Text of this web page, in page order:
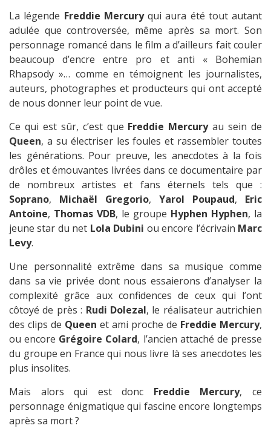
La légende Freddie Mercuryqui aura été tout autant
adulée que controversée, même après sa mort. Son
personnage romancé dans le film a d’ailleurs fait couler
beaucoup d’encre entre pro et anti « Bohemian
Rhapsody »… comme en témoignent les journalistes,
auteurs, photographes et producteurs qui ont accepté
de nous donner leur point de vue.
Ce qui est sûr, c’est que Freddie Mercuryau sein de
Queen, a su électriser les foules et rassembler toutes
les générations. Pour preuve, les anecdotes à la fois
drôles et émouvantes livrées dans ce documentaire par
de nombreux artistes et fans éternels tels que :
Soprano, Michaël Gregorio, Yarol Poupaud, Eric
Antoine, Thomas VDB, le groupe Hyphen Hyphen, la
jeune star du net Lola Dubini ou encore l’écrivain Marc
Levy.
Une personnalité extrême dans sa musique comme
dans sa vie privée dont nous essaierons d’analyser la
complexité grâce aux confidences de ceux qui l’ont
côtoyé de près : Rudi Dolezal, le réalisateur autrichien
des clips de Queen et ami proche de Freddie Mercury,
ou encore Grégoire Colard, l’ancien attaché de presse
du groupe en France qui nous livre là ses anecdotes les
plus insolites.
Mais alors qui est donc Freddie Mercury, ce
personnage énigmatique qui fascine encore longtemps
après sa mort ?